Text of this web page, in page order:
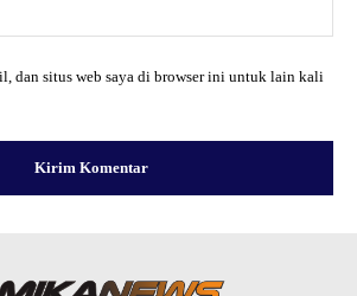
dan situs web saya di browser ini untuk lain kali